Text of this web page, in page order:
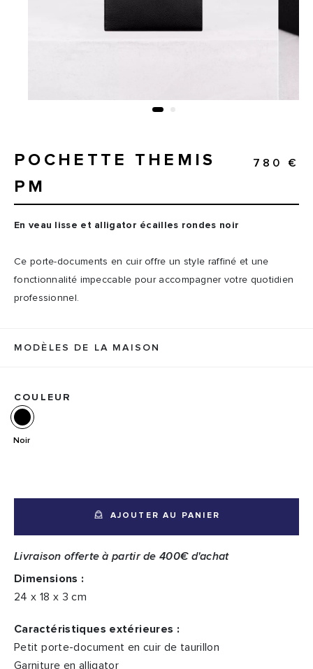
POCHETTE THEMIS
PM
780 €
En veau lisse et alligator écailles rondes noir
Ce porte-documents en cuir offre un style raffiné et une
fonctionnalité impeccable pour accompagner votre quotidien
professionnel.
MODÈLES DE LA MAISON
COULEUR
Noir
AJOUTER AU PANIER
Livraison offerte à partir de 400€ d'achat
Dimensions :
24 x 18 x 3 cm
Caractéristiques extérieures :
Petit porte-document en cuir de taurillon
Garniture en alligator